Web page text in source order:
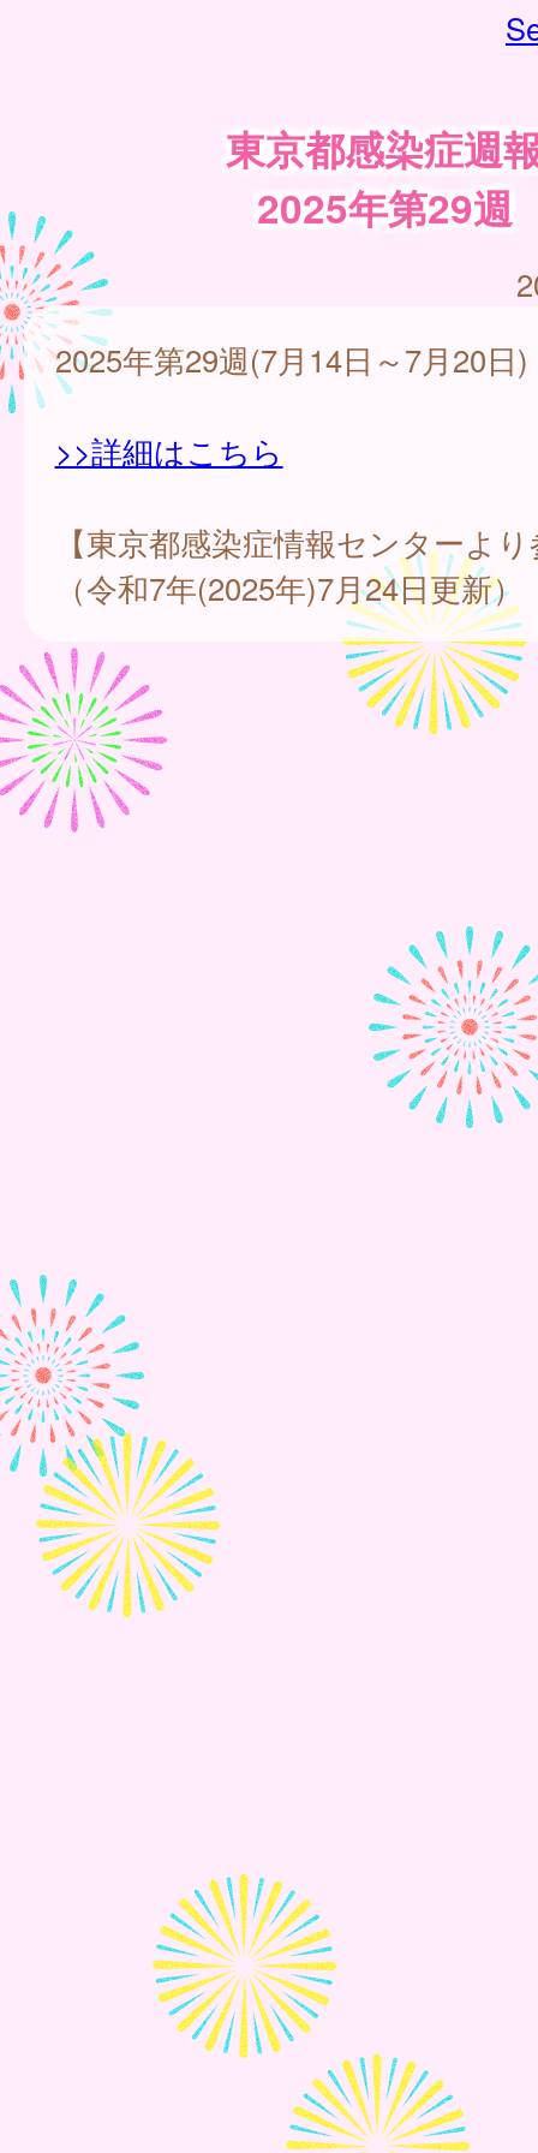
東京都感染症週
2025年第29週
2025年第29週(7月14日～7月20日)
>>詳細はこちら
【東京都感染症情報センターよ
（令和7年(2025年)7月24日更新）